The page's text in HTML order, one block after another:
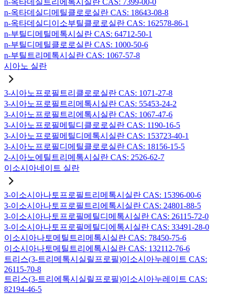
n-옥타데실트리에톡시실란 CAS: 7399-00-0
n-옥타데실디메틸클로로실란 CAS: 18643-08-8
n-옥타데실디이소부틸클로로실란 CAS: 162578-86-1
n-부틸디메틸메톡시실란 CAS: 64712-50-1
n-부틸디메틸클로로실란 CAS: 1000-50-6
n-부틸트리메톡시실란 CAS: 1067-57-8
시아노 실란
3-시아노프로필트리클로로실란 CAS: 1071-27-8
3-시아노프로필트리메톡시실란 CAS: 55453-24-2
3-시아노프로필트리에톡시실란 CAS: 1067-47-6
3-시아노프로필메틸디클로로실란 CAS: 1190-16-5
3-시아노프로필메틸디메톡시실란 CAS: 153723-40-1
3-시아노프로필디메틸클로로실란 CAS: 18156-15-5
2-시아노에틸트리메톡시실란 CAS: 2526-62-7
이소시아네이트 실란
3-이소시아나토프로필트리메톡시실란 CAS: 15396-00-6
3-이소시아나토프로필트리에톡시실란 CAS: 24801-88-5
3-이소시아나토프로필메틸디메톡시실란 CAS: 26115-72-0
3-이소시아나토프로필메틸디에톡시실란 CAS: 33491-28-0
이소시아나토메틸트리메톡시실란 CAS: 78450-75-6
이소시아나토메틸트리에톡시실란 CAS: 132112-76-6
트리스(3-트리메톡시실릴프로필)이소시아누레이트 CAS:
26115-70-8
트리스(3-트리에톡시실릴프로필)이소시아누레이트 CAS:
82194-46-5